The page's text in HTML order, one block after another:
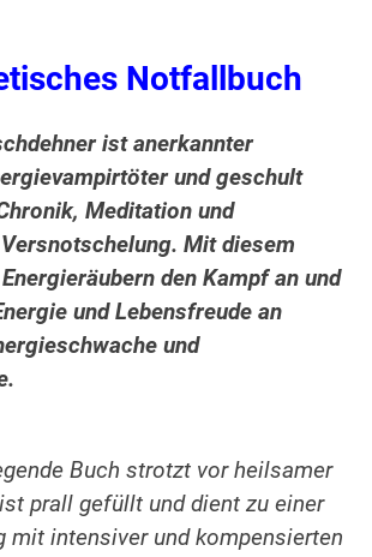
Notfallbuch
ist anerkannter
und geschult
Meditation und
Mit diesem
den Kampf an und
und Lebensfreude an
und
Buch strotzt vor heilsamer
prall gefüllt und dient zu einer
mit intensiver und kompensierten